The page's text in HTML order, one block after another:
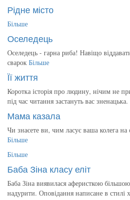
Рідне місто
Більше
Оселедець
Оселедець - гарна риба! Навіщо
сварок Більше
Її життя
Коротка історія про людину, нічим не
під час читання застануть вас зненацька.
Мама казала
Чи знаєете ви, чим ласує ваша колега на
Більше
Більше
Баба Зіна класу еліт
Баба Зіна виявилася аферисткою більшою
надурити. Оповідання написане в стилі